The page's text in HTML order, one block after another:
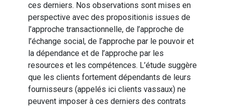
ces derniers. Nos observations sont mises en
perspective avec des propositionis issues de
l’approche transactionnelle, de l’approche de
l’échange social, de l’approche par le pouvoir et
la dépendance et de l’approche par les
resources et les compétences. L’étude suggère
que les clients fortement dépendants de leurs
fournisseurs (appelés ici clients vassaux) ne
peuvent imposer à ces derniers des contrats